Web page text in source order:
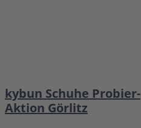
kybun Schuhe Probier-
Aktion Görlitz